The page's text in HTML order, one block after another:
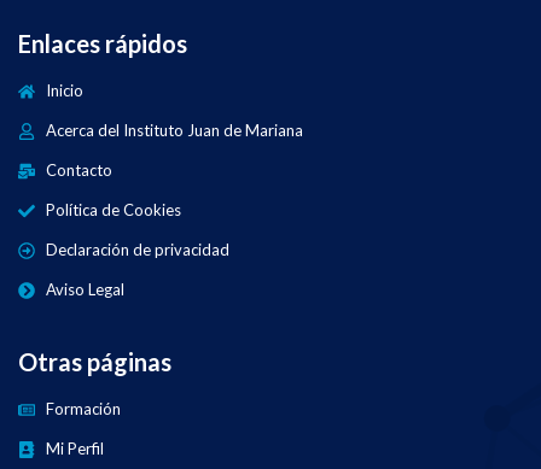
Enlaces rápidos
Inicio
Acerca del Instituto Juan de Mariana
Contacto
Política de Cookies
Declaración de privacidad
Aviso Legal
Otras páginas
Formación
Mi Perfil